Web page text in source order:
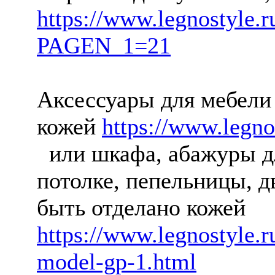
https://
PAGEN_1=21
Аксессуары для
кожей https://
или шкафа, абажуры
потолке, пепельницы,
быть отделано кожей
https://
model-gp-1.html